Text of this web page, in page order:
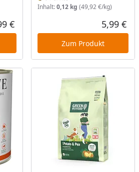
Aktueller Preis
€
Inhalt:0,12 kg (49,92 €/kg)
5,99 €
Zum Produkt